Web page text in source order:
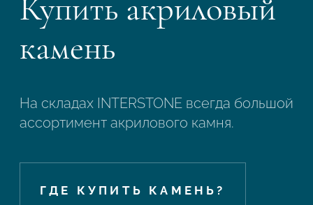
Купить акриловый
камень
На складах INTERSTONE всегда большой
ассортимент акрилового камня.
ГДЕ КУПИТЬ КАМЕНЬ?